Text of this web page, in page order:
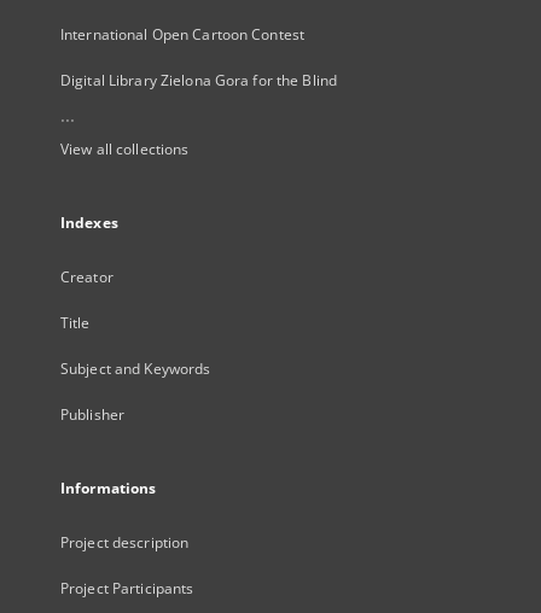
International Open Cartoon Contest
Digital Library Zielona Gora for the Blind
...
View all collections
Indexes
Creator
Title
Subject and Keywords
Publisher
Informations
Project description
Project Participants